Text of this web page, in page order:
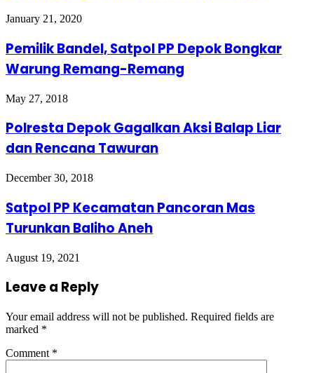
January 21, 2020
Pemilik Bandel, Satpol PP Depok Bongkar
Warung Remang-Remang
May 27, 2018
Polresta Depok Gagalkan Aksi Balap Liar
dan Rencana Tawuran
December 30, 2018
Satpol PP Kecamatan Pancoran Mas
Turunkan Baliho Aneh
August 19, 2021
Leave a Reply
Your email address will not be published. Required fields are
marked *
Comment *